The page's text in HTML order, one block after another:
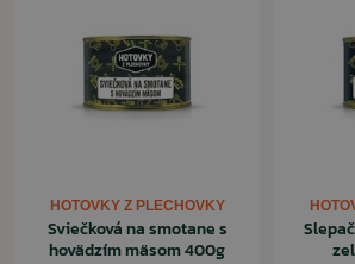
HOTOVKY Z PLECHOVKY
Sviečková na smotane s
hovädzím mäsom 400g